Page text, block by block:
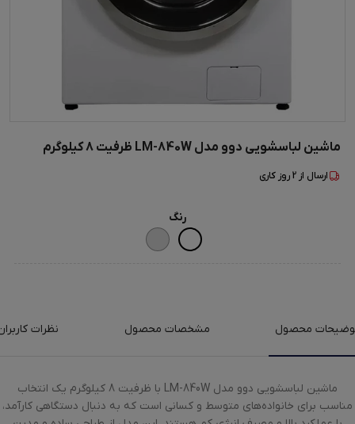
ماشین لباسشویی دوو مدل LM-840W ظرفیت 8 کیلوگرم
ارسال از 2روز کاری
رنگ
محصول مشخصات محصول نظرات
ماشین لباسشویی دوو مدل LM-840W با ظرفیت 8 کیلوگرم یک انتخاب
مناسب برای خانواده‌های متوسط و کسانی است که به دنبال دستگاهی کارآمد،